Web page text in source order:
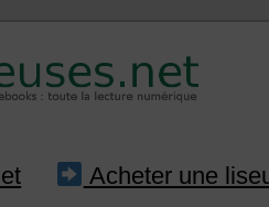
sur les
Acheter une